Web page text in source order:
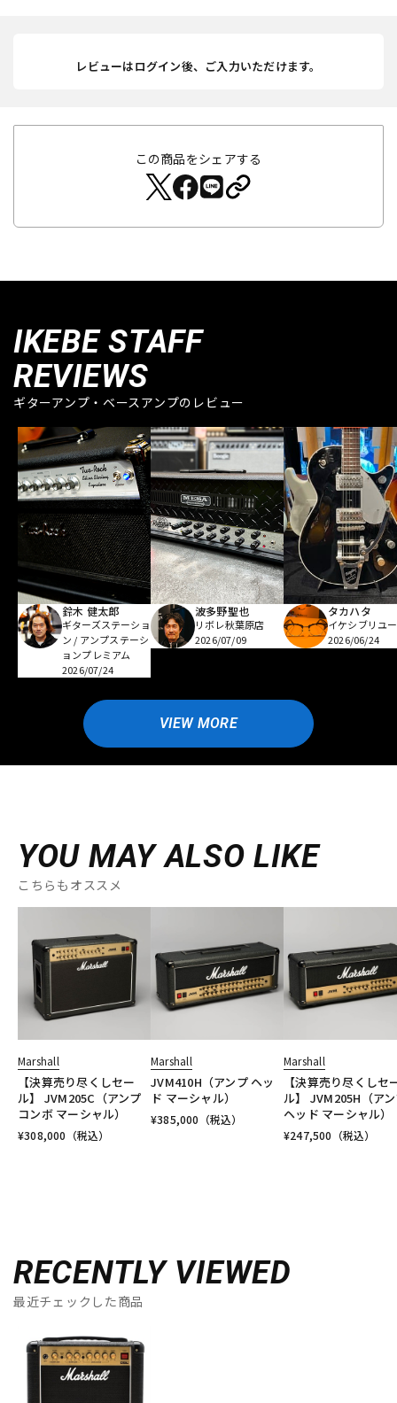
レビューはログイン後、ご入力いただけます。
この商品をシェアする
IKEBE STAFF
REVIEWS
ギターアンプ・ベースアンプのレビュー
鈴木 健太郎
ギターズステーショ
ン / アンプステーシ
ョンプレミアム
2026/07/24
波多野聖也
リボレ秋葉原店
2026/07/09
タカハタ
イケシブリユ
2026/06/24
VIEW MORE
YOU MAY ALSO LIKE
こちらもオススメ
Marshall
【決算売り尽くしセー
ル】 JVM205C（アンプ
コンボ マーシャル）
¥308,000 （税込）
Marshall
JVM410H（アンプ ヘッ
ド マーシャル）
¥385,000 （税込）
Marshall
【決算売り尽くしセ
ル】 JVM205H（ア
ヘッド マーシャル）
¥247,500 （税込）
RECENTLY VIEWED
最近チェックした商品